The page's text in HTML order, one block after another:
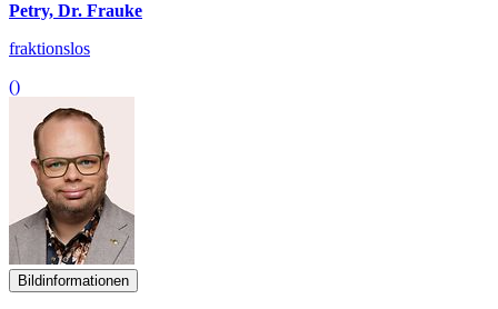
Petry, Dr. Frauke
fraktionslos
()
Bildinformationen